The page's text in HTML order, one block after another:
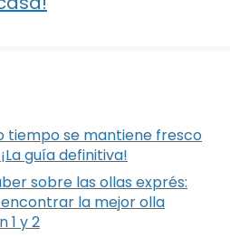
tiempo se mantiene fresco
guía definitiva!
sobre las ollas exprés:
la mejor olla
1 y 2